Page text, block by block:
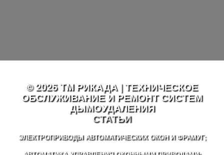
© 2026 TM РИКАДА | ТЕХНИЧЕСКОЕ
ОБСЛУЖИВАНИЕ И РЕМОНТ СИСТЕМ
ДЫМОУДАЛЕНИЯ
СТАТЬИ
ЭЛЕКТРОПРИВОДЫ АВТОМАТИЧЕСКИХ ОКОН И ФРАМУГ;